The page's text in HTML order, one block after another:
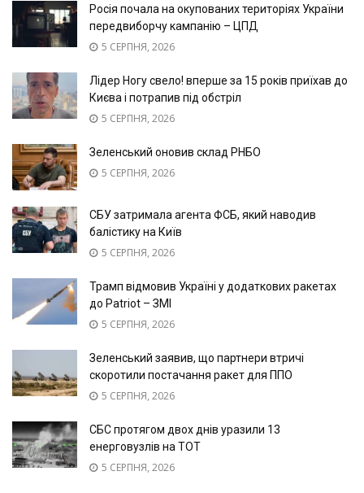
Росія почала на окупованих територіях України
передвиборчу кампанію – ЦПД
5 СЕРПНЯ, 2026
Лідер Ногу свело! вперше за 15 років приїхав до
Києва і потрапив під обстріл
5 СЕРПНЯ, 2026
Зеленський оновив склад РНБО
5 СЕРПНЯ, 2026
СБУ затримала агента ФСБ, який наводив
балістику на Київ
5 СЕРПНЯ, 2026
Трамп відмовив Україні у додаткових ракетах
до Patriot – ЗМІ
5 СЕРПНЯ, 2026
Зеленський заявив, що партнери втричі
скоротили постачання ракет для ППО
5 СЕРПНЯ, 2026
СБС протягом двох днів уразили 13
енерговузлів на ТОТ
5 СЕРПНЯ, 2026